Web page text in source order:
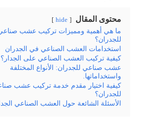
محتوى المقال hide
ما هي أهمية ومميزات تركيب عشب
للجدران؟
استخدامات العشب الصناعي في الجدران
كيفية تركيب العشب الصناعي على الجدار؟
عشب صناعي للجدران: الأنواع المختلفة
واستخداماتها.
كيفية اختيار مقدم خدمة تركيب عشب
للجدران؟
الأسئلة الشائعة حول العشب الصناعي